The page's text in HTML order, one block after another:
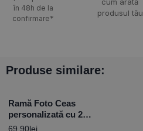
în 48h de la
confirmare*
produsul tău
Produse similare:
Ramă Foto Ceas
personalizată cu 2
poze -Love
69,90lei